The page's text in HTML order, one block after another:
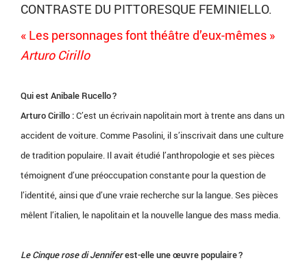
CONTRASTE DU PITTORESQUE FEMINIELLO.
« Les personnages font théâtre d’eux-mêmes »
Arturo Cirillo
Qui est Anibale Rucello ?
Arturo Cirillo :C’est un écrivain napolitain mort à trente ans dans un
accident de voiture. Comme Pasolini, il s’inscrivait dans une culture
de tradition populaire. Il avait étudié l’anthropologie et ses pièces
témoignent d’une préoccupation constante pour la question de
l’identité, ainsi que d’une vraie recherche sur la langue. Ses pièces
mêlent l’italien, le napolitain et la nouvelle langue des mass media.
Le Cinque rose di Jenniferest-elle une œuvre populaire ?